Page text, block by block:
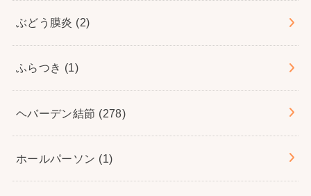
ぶどう膜炎 (2)
ふらつき (1)
ヘバーデン結節 (278)
ホールパーソン (1)